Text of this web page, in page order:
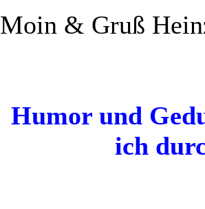
Moin & Gruß
Humor und
ich